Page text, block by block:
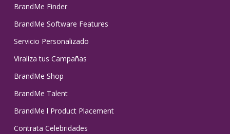
BrandMe Finder
BrandMe Software Features
Servicio Personalizado
Viraliza tus Campañas
BrandMe Shop
BrandMe Talent
BrandMe l Product Placement
Contrata Celebridades